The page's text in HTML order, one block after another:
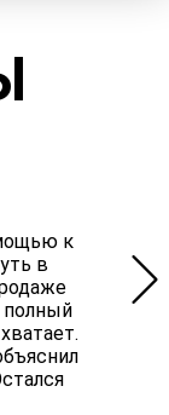
к
в
полный